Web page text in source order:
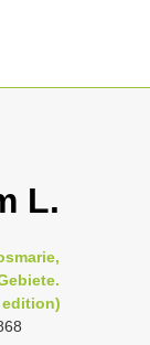
L.
edition)